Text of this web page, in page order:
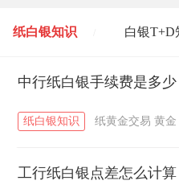
纸白银知识 白银T+D
黄金T+D知识 / 粤贵银
中行纸白银手续费是多少
纸白银知识 纸黄金交易 黄金
工行纸白银点差怎么计算